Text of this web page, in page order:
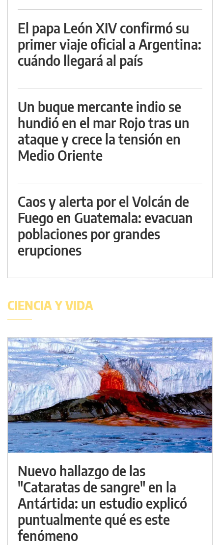
El papa León XIV confirmó su
primer viaje oficial a Argentina:
cuándo llegará al país
Un buque mercante indio se
hundió en el mar Rojo tras un
ataque y crece la tensión en
Medio Oriente
Caos y alerta por el Volcán de
Fuego en Guatemala: evacuan
poblaciones por grandes
erupciones
CIENCIA Y VIDA
Nuevo hallazgo de las
"Cataratas de sangre" en la
Antártida: un estudio explicó
puntualmente qué es este
fenómeno